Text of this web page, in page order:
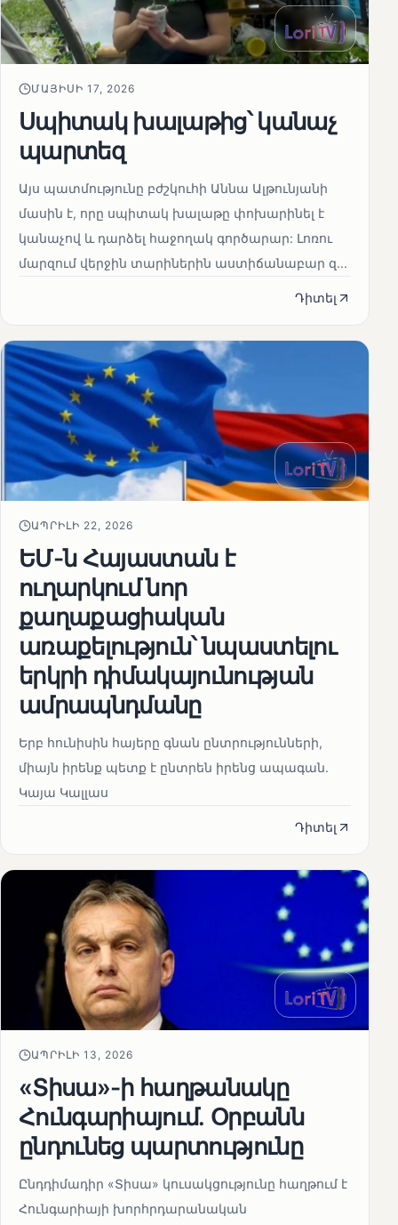
ՄԱՅԻՍԻ 17, 2026
Սպիտակ խալաթից՝ կանաչ
պարտեզ
Այս պատմությունը բժշկուհի Աննա Ալթունյանի
մասին է, որը սպիտակ խալաթը փոխարինել է
կանաչով և դարձել հաջողակ գործարար: Լոռու
մարզում վերջին տարիներին աստիճանաբար զ...
Դիտել
ԱՊՐԻԼԻ 22, 2026
ԵՄ-ն Հայաստան է
ուղարկում նոր
քաղաքացիական
առաքելություն՝ նպաստելու
երկրի դիմակայունության
ամրապնդմանը
Երբ հունիսին հայերը գնան ընտրությունների,
միայն իրենք պետք է ընտրեն իրենց ապագան.
Կայա Կալլաս
Դիտել
ԱՊՐԻԼԻ 13, 2026
«Տիսա»-ի հաղթանակը
Հունգարիայում․ Օրբանն
ընդունեց պարտությունը
Ընդդիմադիր «Տիսա» կուսակցությունը հաղթում է
Հունգարիայի խորհրդարանական